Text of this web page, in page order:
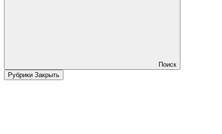
Поиск
Рубрики Закрыть